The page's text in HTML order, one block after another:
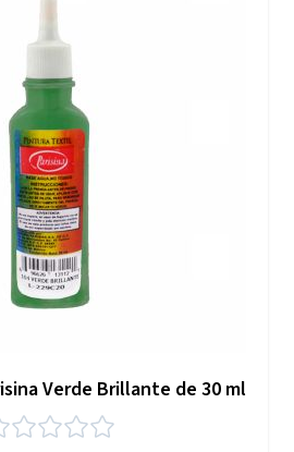
Verde Brillante de 30 ml